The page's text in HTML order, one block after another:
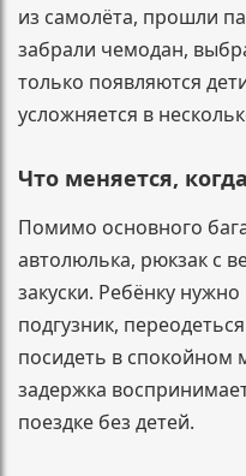
из самолёта, прошли
забрали чемодан,
только появляются
усложняется в
Что меняется,
Помимо основного
автолюлька, рюкзак с
закуски. Ребёнку
подгузник,
посидеть в спокойном
задержка
поездке без детей.